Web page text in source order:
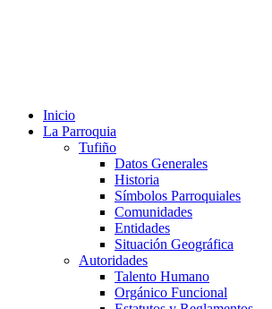
Inicio
La Parroquia
Tufiño
Datos Generales
Historia
Símbolos Parroquiales
Comunidades
Entidades
Situación Geográfica
Autoridades
Talento Humano
Orgánico Funcional